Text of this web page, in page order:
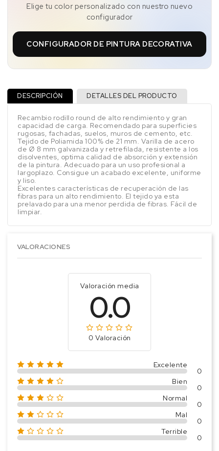
Elige tu color personalizado con nuestro nuevo
configurador
CONFIGURADOR DE PINTURA DECORATIVA
DESCRIPCIÓN DETALLES DEL PRODUCTO
Recambio rodillo round de alto rendimiento y gran
capacidad de carga. Recomendado para superficies
rugosas, fachadas, suelos, muros de cemento, etc.
Tejido de Poliamida 100% de 21 mm. Varilla de acero
de Ø 8 mm galvanizada y retrefilada, resistente a los
disolventes, optima calidad de absorción y extensión
de la pintura. Adecuado para un uso profesional a
largoplazo. Consigue un acabado excelente, uniforme
y liso.
Excelentes características de recuperación de las
fibras para un alto rendimiento. El tejido ya esta
prelavado para una menor perdida de fibras. Fácil de
limpiar.
VALORACIONES
Valoración media
0.0
0 Valoración
Excelente
0
Bien
0
Normal
0
Mal
0
Terrible
0